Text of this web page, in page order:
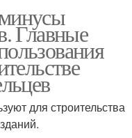
Главные
для строительства